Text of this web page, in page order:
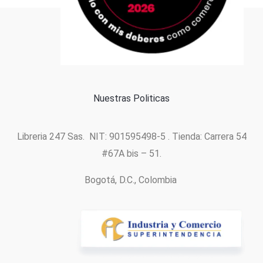
Formas de pago
Nuestras Politicas
Libreria 247 Sas. NIT: 901595498-5 . Tienda: Carrera 54
#67A bis – 51.
Bogotá, D.C., Colombia